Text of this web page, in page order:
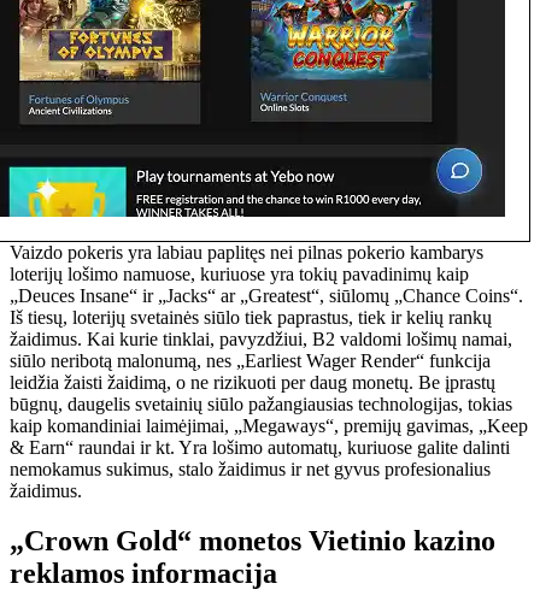
Vaizdo pokeris yra labiau paplitęs nei pilnas pokerio kambarys
loterijų lošimo namuose, kuriuose yra tokių pavadinimų kaip
„Deuces Insane“ ir „Jacks“ ar „Greatest“, siūlomų „Chance Coins“.
Iš tiesų, loterijų svetainės siūlo tiek paprastus, tiek ir kelių rankų
žaidimus. Kai kurie tinklai, pavyzdžiui, B2 valdomi lošimų namai,
siūlo neribotą malonumą, nes „Earliest Wager Render“ funkcija
leidžia žaisti žaidimą, o ne rizikuoti per daug monetų. Be įprastų
būgnų, daugelis svetainių siūlo pažangiausias technologijas, tokias
kaip komandiniai laimėjimai, „Megaways“, premijų gavimas, „Keep
& Earn“ raundai ir kt. Yra lošimo automatų, kuriuose galite dalinti
nemokamus sukimus, stalo žaidimus ir net gyvus profesionalius
žaidimus.
„Crown Gold“ monetos Vietinio kazino
reklamos informacija